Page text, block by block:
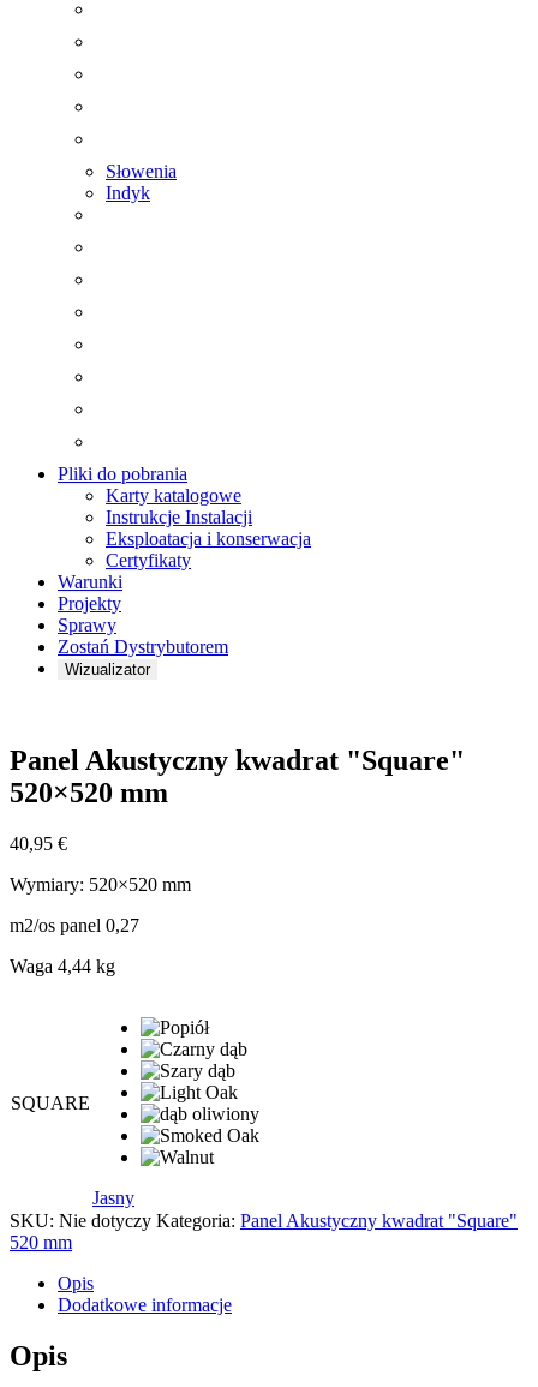
Słowenia
Indyk
Pliki do pobrania
Karty katalogowe
Instrukcje Instalacji
Eksploatacja i konserwacja
Certyfikaty
Warunki
Projekty
Sprawy
Zostań Dystrybutorem
Wizualizator
Panel Akustyczny kwadrat "Square"
520×520 mm
40,95 €
Wymiary: 520×520 mm
m2/os panel 0,27
Waga 4,44 kg
Jasny
SKU: Nie dotyczy Kategoria: Panel Akustyczny kwadrat "Square"
520 mm
Opis
Dodatkowe informacje
Opis